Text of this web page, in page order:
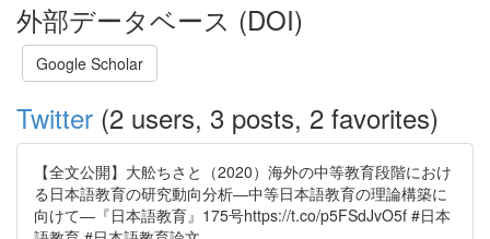
外部データベース (DOI)
Google Scholar
Twitter (2 users, 3 posts, 2 favorites)
【全文公開】大舩ちさと（2020）海外の中等教育段階におけ
る日本語教育の研究動向分析―中等日本語教育の理論構築に
向けて―『日本語教育』175号https://t.co/p5FSdJvO5f #日本